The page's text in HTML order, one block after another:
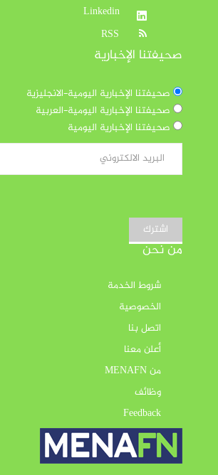
صحيفتنا الإخبارية
صحيفتنا الإخبارية اليومية-الانجليزية
صحيفتنا الإخبارية اليومية-العربية
صحيفتنا الإخبارية اليومية
اشترك
من نحن
شروط الخدمة
الخصوصية
اتصل بنا
أعلن معنا
من MENAFN
وظائف
Feedback